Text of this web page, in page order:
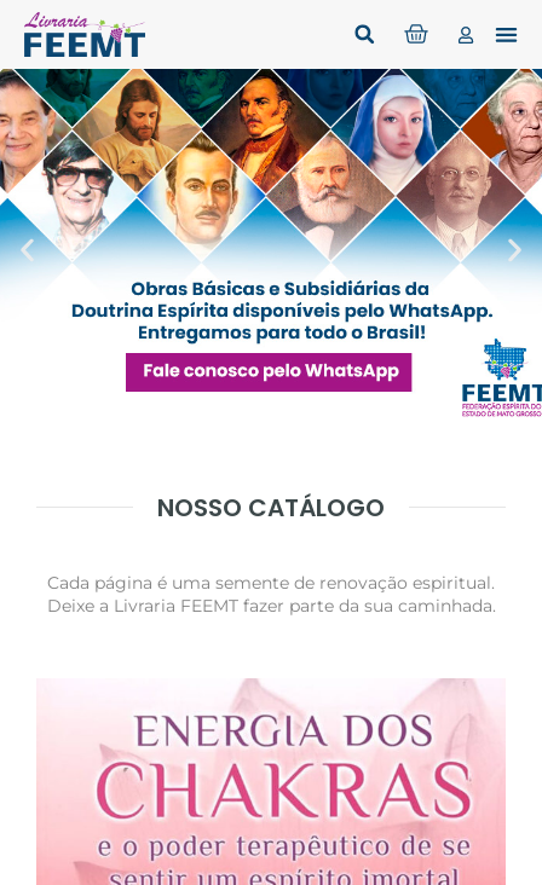
NOSSO CATÁLOGO
Cada página é uma semente de renovação espiritual.
Deixe a Livraria FEEMT fazer parte da sua caminhada.